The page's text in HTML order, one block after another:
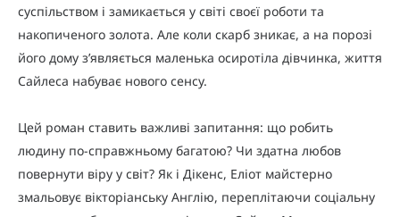
суспільством і замикається у світі своєї роботи та
накопиченого золота. Але коли скарб зникає, а на порозі
його дому з’являється маленька осиротіла дівчинка, життя
Сайлеса набуває нового сенсу.
Цей роман ставить важливі запитання: що робить
людину по-справжньому багатою? Чи здатна любов
повернути віру у світ? Як і Дікенс, Еліот майстерно
змальовує вікторіанську Англію, переплітаючи соціальну